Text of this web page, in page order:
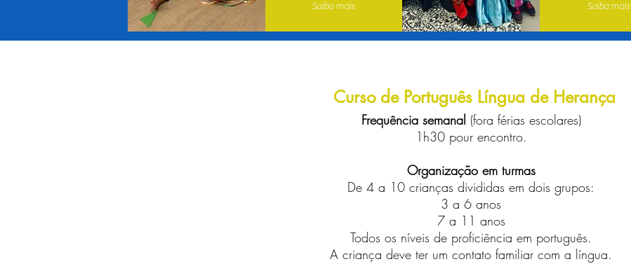
Saiba mais Saiba mais
Curso de Português Língua de Herança
Frequência semanal (fora férias escolares)
1h30 pour encontro.
Organização em turmas
De 4 a 10 crianças divididas em dois grupos:
3 a 6 anos
7 a 11 anos
Todos os níveis de proficiência em português.
A criança deve ter um contato familiar com a l íngua.